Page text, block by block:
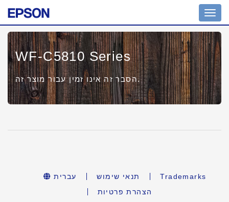
WF-C5810 Series
הסבר זה אינו זמין עבור מוצר זה.
עברית תנאי שימוש
Trademarks
הצהרת פרטיות